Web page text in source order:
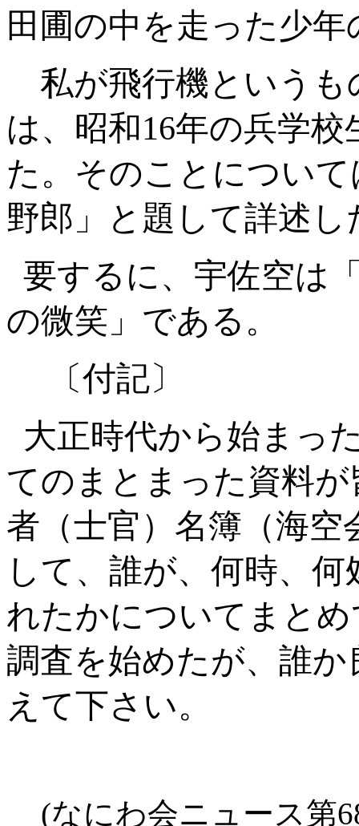
田圃の中を走った少
私が飛行機というも
は、昭和16年の兵学校
た。そのことについ
野郎」と題して詳述し
要するに、宇佐空は
の微笑」である。
〔付記〕
大正時代から始まっ
てのまとまった資料
者（士官）名簿（海空
して、誰が、何時、
れたかについてまと
調査を始めたが、誰
えて下さい。
(なにわ会ニュース